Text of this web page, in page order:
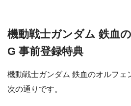
機動戦士ガンダム 鉄血
G 事前登録特典
機動戦士ガンダム 鉄血のオルフェ
次の通りです。